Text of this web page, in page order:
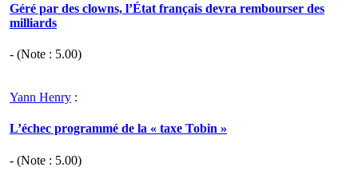
Géré par des clowns, l’État français devra rembourser des
milliards
- (Note : 5.00)
Yann Henry :
L’échec programmé de la « taxe Tobin »
- (Note : 5.00)